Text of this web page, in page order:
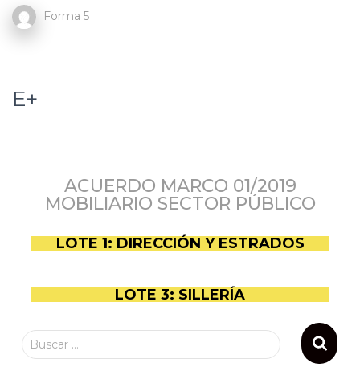
Forma 5
E+
ACUERDO MARCO 01/2019
MOBILIARIO SECTOR PÚBLICO
LOTE 1: DIRECCIÓN Y ESTRADOS
LOTE 3: SILLERÍA
Buscar …